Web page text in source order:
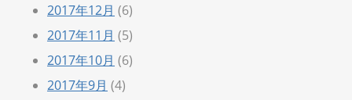
2017年12月 (6)
2017年11月 (5)
2017年10月 (6)
2017年9月 (4)